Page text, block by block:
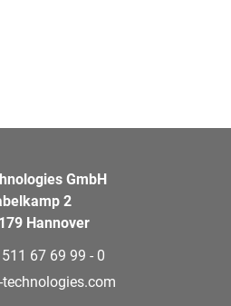
GmbH
2
Hannover
67 69 99 - 0